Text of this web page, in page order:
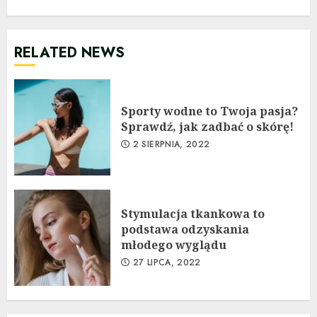
RELATED NEWS
Sporty wodne to Twoja pasja?
Sprawdź, jak zadbać o skórę!
2 SIERPNIA, 2022
Stymulacja tkankowa to
podstawa odzyskania
młodego wyglądu
27 LIPCA, 2022